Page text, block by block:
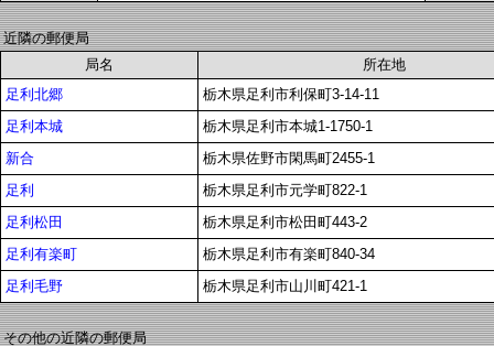
近隣の郵便局
局名
所在地
足利北郷
栃木県足利市利保町3-14-11
足利本城
栃木県足利市本城1-1750-1
新合
栃木県佐野市閑馬町2455-1
足利
栃木県足利市元学町822-1
足利松田
栃木県足利市松田町443-2
足利有楽町
栃木県足利市有楽町840-34
足利毛野
栃木県足利市山川町421-1
その他の近隣の郵便局